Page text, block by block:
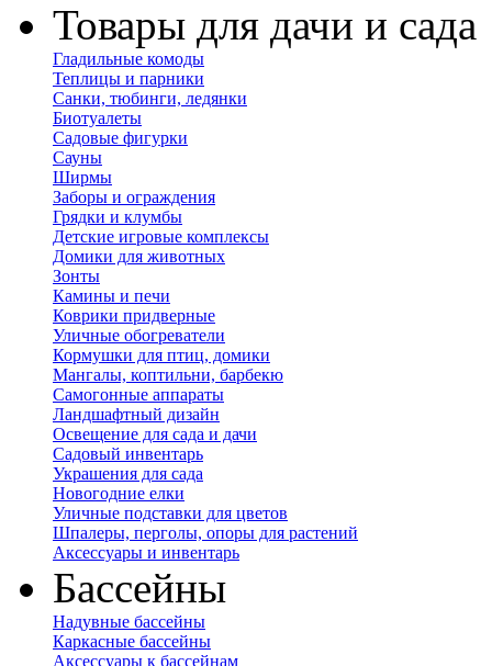
Товары для дачи и сада
Гладильные комоды
Теплицы и парники
Санки, тюбинги, ледянки
Биотуалеты
Садовые фигурки
Сауны
Ширмы
Заборы и ограждения
Грядки и клумбы
Детские игровые комплексы
Домики для животных
Зонты
Камины и печи
Коврики придверные
Уличные обогреватели
Кормушки для птиц, домики
Мангалы, коптильни, барбекю
Самогонные аппараты
Ландшафтный дизайн
Освещение для сада и дачи
Садовый инвентарь
Украшения для сада
Новогодние елки
Уличные подставки для цветов
Шпалеры, перголы, опоры для растений
Аксессуары и инвентарь
Бассейны
Надувные бассейны
Каркасные бассейны
Аксессуары к бассейнам